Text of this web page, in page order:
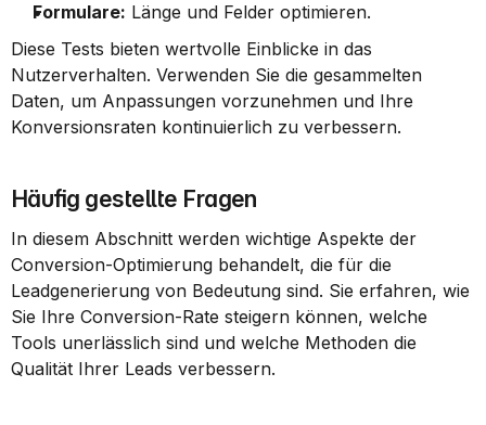
Formulare: Länge und Felder optimieren.
Diese Tests bieten wertvolle Einblicke in das
Nutzerverhalten. Verwenden Sie die gesammelten
Daten, um Anpassungen vorzunehmen und Ihre
Konversionsraten kontinuierlich zu verbessern.
Häufig gestellte Fragen
In diesem Abschnitt werden wichtige Aspekte der
Conversion-Optimierung behandelt, die für die
Leadgenerierung von Bedeutung sind. Sie erfahren, wie
Sie Ihre Conversion-Rate steigern können, welche
Tools unerlässlich sind und welche Methoden die
Qualität Ihrer Leads verbessern.